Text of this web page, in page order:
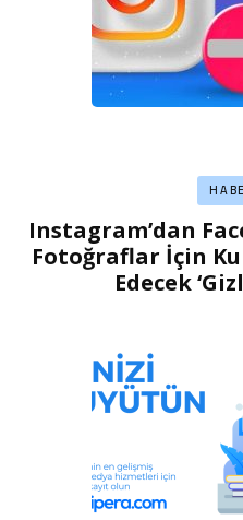
Instagram’dan
Fotoğraflar İçin
Edecek